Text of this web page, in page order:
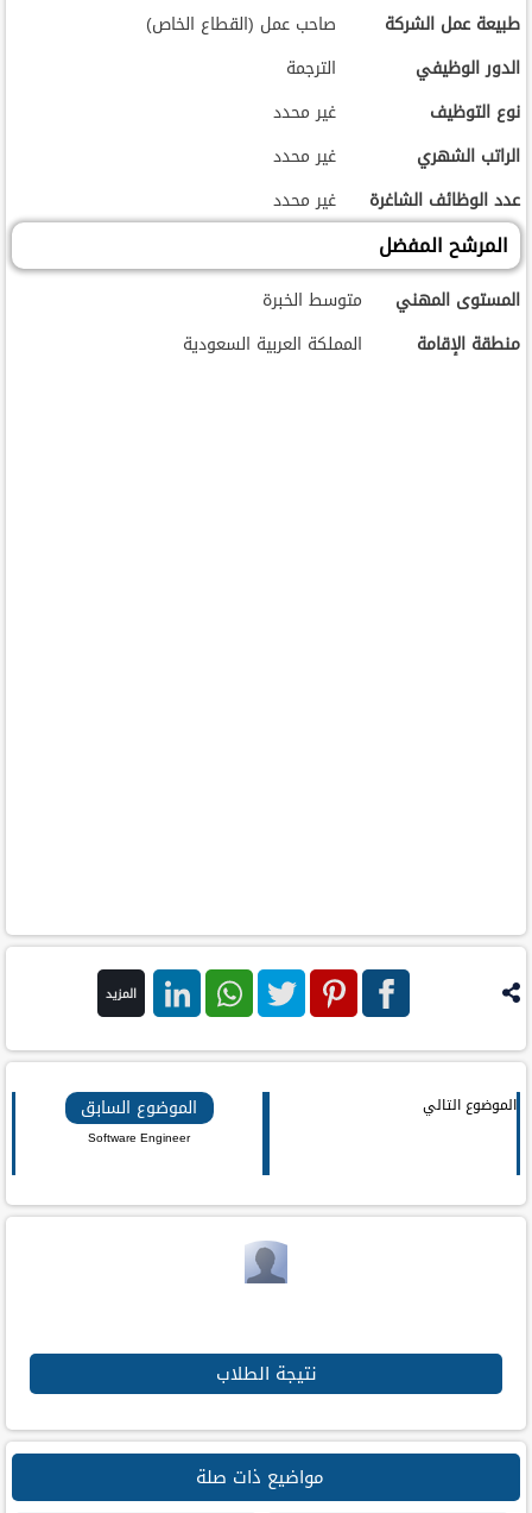
طبيعة عمل الشركة
صاحب عمل (القطاع الخاص)
الدور الوظيفي
الترجمة
نوع التوظيف
غير محدد
الراتب الشهري
غير محدد
عدد الوظائف الشاغرة
غير محدد
المرشح المفضل
المستوى المهني
متوسط الخبرة
منطقة الإقامة
المملكة العربية السعودية
المزيد
الموضوع التالي الموضوع السابق
Software Engineer
نتيجة الطلاب
مواضيع ذات صلة